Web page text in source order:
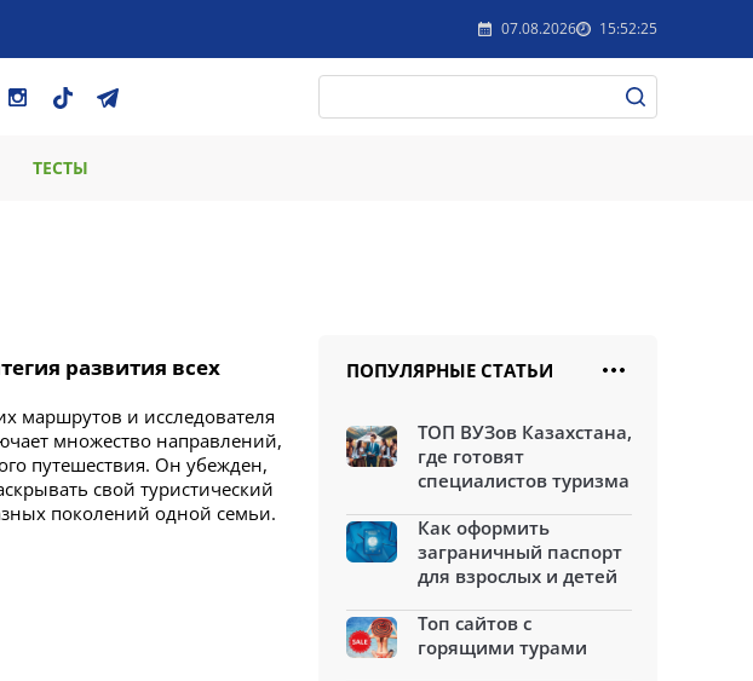
07.08.2026 15:52:25
ТЕСТЫ
развития всех
маршрутов и исследователя
множество направлений,
путешествия. Он убежден,
свой туристический
поколений одной семьи.
ПОПУЛЯРНЫЕ СТАТЬИ
ТОП ВУЗов Казахстана,
где готовят
специалистов туризма
Как оформить
заграничный паспорт
для взрослых и детей
Топ сайтов с
горящими турами